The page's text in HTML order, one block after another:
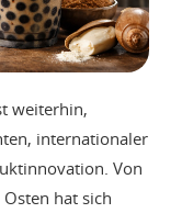
weiterhin,
internationaler
Von
hat sich